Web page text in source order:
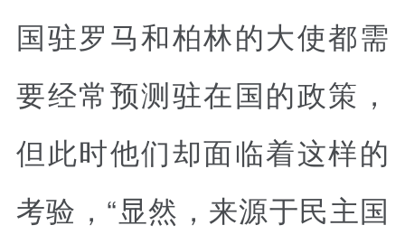
国驻罗马和柏林的大使都需
要经常预测驻在国的政策，
但此时他们却面临着这样的
考验，“显然，来源于民主国